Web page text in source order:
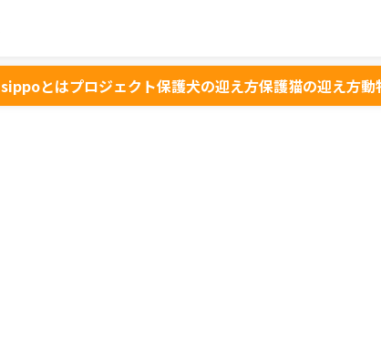
sippoとはプロジェクト保護犬の迎え方保護猫の迎え方動